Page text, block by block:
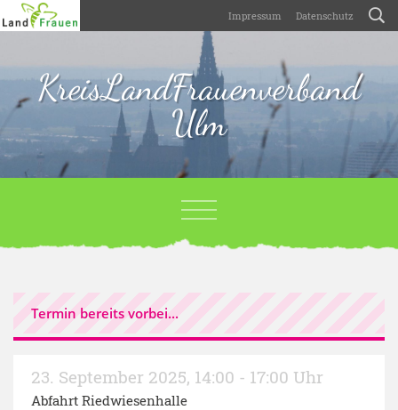
Impressum Datenschutz
KreisLandFrauenverband
Ulm
Termin bereits vorbei...
23. September 2025, 14:00 - 17:00 Uhr
Abfahrt Riedwiesenhalle